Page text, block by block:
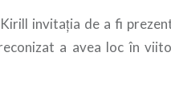
invitaţia de a fi
a avea loc în